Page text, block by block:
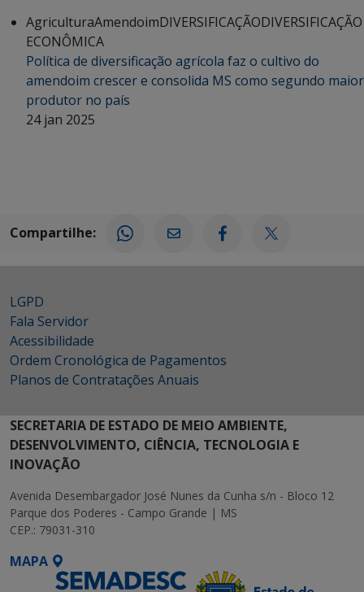
AgriculturaAmendoimDIVERSIFICAÇÃODIVERSIFICAÇÃO
ECONÔMICA
Política de diversificação agrícola faz o cultivo do
amendoim crescer e consolida MS como segundo maior
produtor no país
24 jan 2025
Compartilhe:
LGPD
Fala Servidor
Acessibilidade
Ordem Cronológica de Pagamentos
Planos de Contratações Anuais
SECRETARIA DE ESTADO DE MEIO AMBIENTE,
DESENVOLVIMENTO, CIÊNCIA, TECNOLOGIA E
INOVAÇÃO
Avenida Desembargador José Nunes da Cunha s/n - Bloco 12
Parque dos Poderes - Campo Grande | MS
CEP.: 79031-310
MAPA